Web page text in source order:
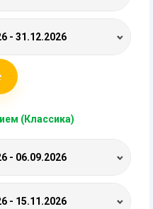
- 31.12.2026
(Классика)
- 06.09.2026
- 15.11.2026